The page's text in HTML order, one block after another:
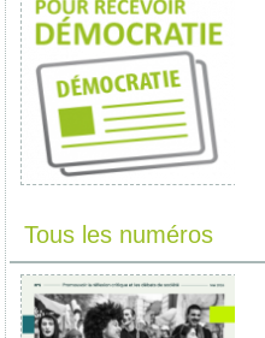
Tous les numéros